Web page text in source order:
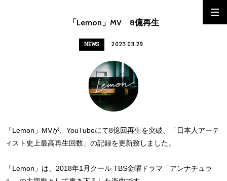
「Lemon」MV 8億再生
NEWS 2023.03.29
「Lemon」MVが、YouTubeにて8億回再生を突破、「日本人アーテ
ィスト史上最高再生回数」の記録を更新致しました。
「Lemon」は、2018年1月クール TBS金曜ドラマ「アンナチュラ